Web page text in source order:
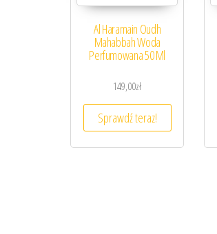
Al Haramain Oudh
Mahabbah Woda
Perfumowana 50 Ml
149,00zł
Sprawdź teraz!